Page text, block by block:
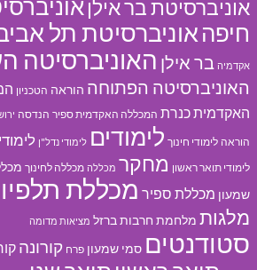
אוניברסיטת בר אילן
חיפהאוניברסיטת תל
אקדמיה בר אילן האוניברסיטה
האוניברסיטה הפתוחה הוראה הטכניון
האקדמית כנרת המכללה האקדמית ספיר הנדסה
הוראה לימודי חינוך לימודים לימודי נדל"ן
לימודי תואר ראשון מחקר מכללה מכללה לחינוך
שמעון מכללת ספיר מכללת
מלגות מלחמת חרבות ברזל מציאות מדומה
סטודנטים סמי שמעון פרח קורונה